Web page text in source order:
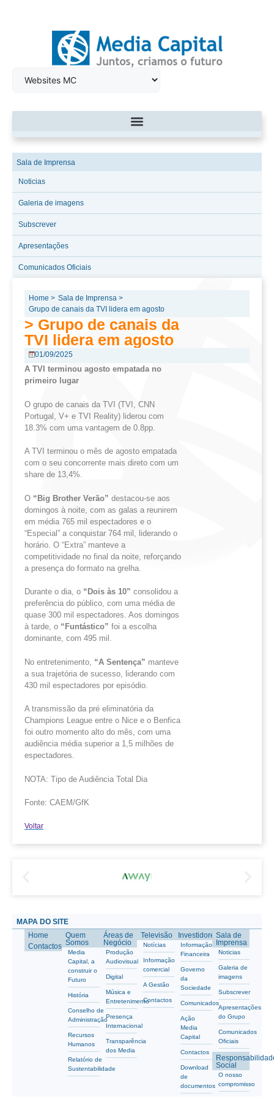
Sala de Imprensa
Noticias
Galeria de imagens
Subscrever
Apresentações
Comunicados Oficiais
Home > Sala de Imprensa >
Grupo de canais da TVI lidera em agosto
> Grupo de canais da
TVI lidera em agosto
01/09/2025
A TVI terminou agosto empatada no
primeiro lugar
O grupo de canais da TVI (TVI, CNN
Portugal, V+ e TVI Reality) liderou com
18.3% com uma vantagem de 0.8pp.
A TVI terminou o mês de agosto empatada
com o seu concorrente mais direto com um
share de 13,4%.
O “Big Brother Verão” destacou-se aos
domingos à noite, com as galas a reunirem
em média 765 mil espectadores e o
“Especial” a conquistar 764 mil, liderando o
horário. O “Extra” manteve a
competitividade no final da noite, reforçando
a presença do formato na grelha.
Durante o dia, o “Dois às 10” consolidou a
preferência do público, com uma média de
quase 300 mil espectadores. Aos domingos
à tarde, o “ Funtástico” foi a escolha
dominante, com 495 mil.
No entretenimento, “A Sentença” manteve
a sua trajetória de sucesso, liderando com
430 mil espectadores por episódio.
A transmissão da pré eliminatória da
Champions League entre o Nice e o Benfica
foi outro momento alto do mês, com uma
audiência média superior a 1,5 milhões de
espectadores.
NOTA: Tipo de Audiência Total Dia
Fonte: CAEM/GfK
Voltar
MAPA DO SITE
Home
Contactos
Quem
Somos
Media
Capital, a
construir o
Futuro
História
Conselho de
Administração
Recursos
Humanos
Relatório de
Sustentabilidade
Áreas de
Negócio
Produção
Audiovisual
Digital
Música e
Entretenimento
Presença
Internacional
Transparência
dos Media
Televisão
Notícias
Informação
comercial
A Gestão
Contactos
Investidores
Informação
Financeira
Governo
da
Sociedade
Comunicados
Ação
Media
Capital
Contactos
Download
de
documentos
Sala de
Imprensa
Noticias
Galeria de
imagens
Subscrever
Apresentações
do Grupo
Comunicados
Oficiais
Social
O nosso
compromisso